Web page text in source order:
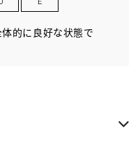
的に良好な状態で